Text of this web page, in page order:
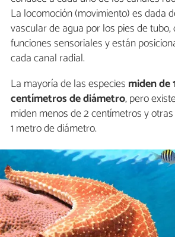
La locomoción (movimiento) es dada
vascular de agua por los pies de tubo,
funciones sensoriales y están
cada canal radial.
La mayoría de las especies miden de
centímetros de diámetro, pero
miden menos de 2 centímetros y
1 metro de diámetro.